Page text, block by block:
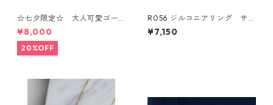
☆七夕限定☆ 大人可愛ゴー
ルドハードセット・ネックレ
ス+ビアス
¥8,000
20%OFF
R056 ジルコニアリング サイ
ズFree
¥7,150